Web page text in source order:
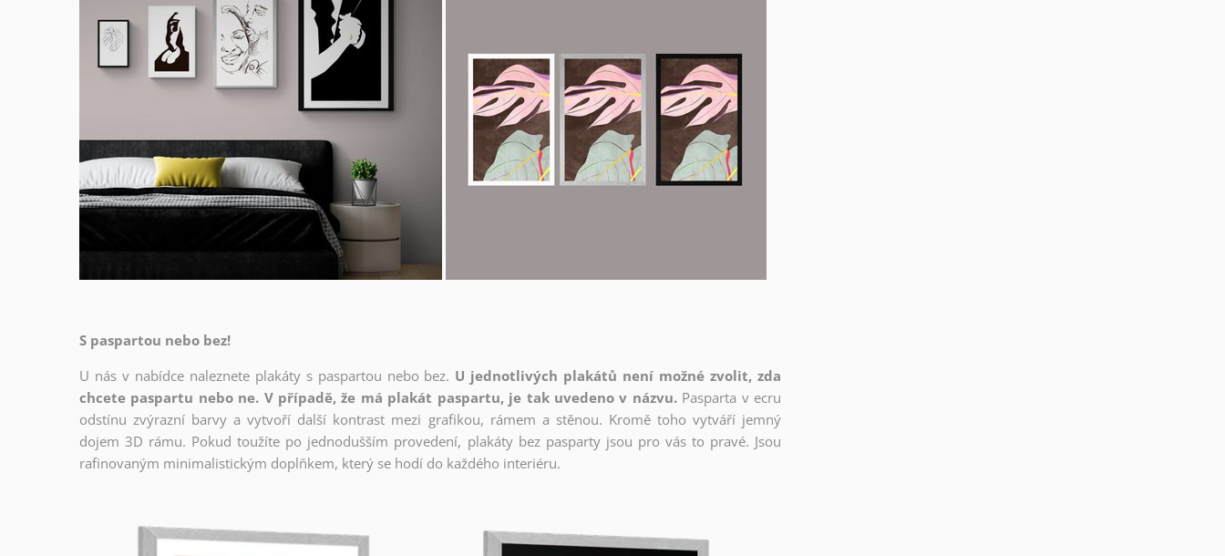
S paspartou nebo bez!
U nás v nabídce naleznete plakáty s paspartou nebo bez. U jednotlivých plakátů není možné zvolit, zda
chcete paspartu nebo ne. V případě, že má plakát paspartu, je tak uvedeno v názvu. Pasparta v ecru
odstínu zvýrazní barvy a vytvoří další kontrast mezi grafikou, rámem a stěnou. Kromě toho vytváří jemný
dojem 3D rámu. Pokud toužíte po jednodušším provedení, plakáty bez pasparty jsou pro vás to pravé. Jsou
rafinovaným minimalistickým doplňkem, který se hodí do každého interiéru.